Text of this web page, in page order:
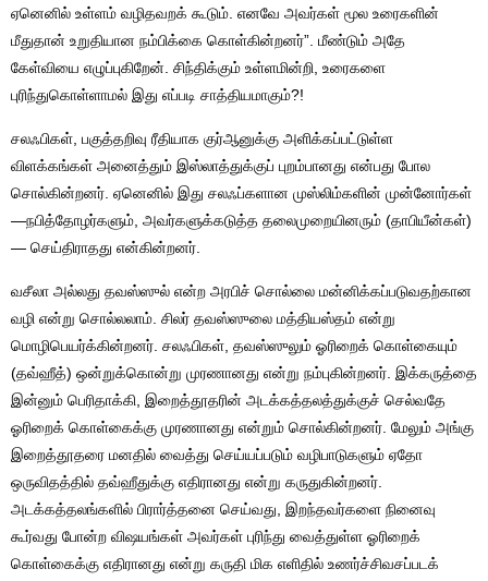
ஏனெனில் உள்ளம் வழிதவறக் கூடும். எனவே அவர்கள் மூல உரைகளின்
மீதுதான் உறுதியான நம்பிக்கை கொள்கின்றனர்”. மீண்டும் அதே
கேள்வியை எழுப்புகிறேன். சிந்திக்கும் உள்ளமின்றி, உரைகளை
புரிந்துகொள்ளாமல் இது எப்படி சாத்தியமாகும்?!
சலஃபிகள், பகுத்தறிவு ரீதியாக குர்ஆனுக்கு அளிக்கப்பட்டுள்ள
விளக்கங்கள் அனைத்தும் இஸ்லாத்துக்குப் புறம்பானது என்பது போல
சொல்கின்றனர். ஏனெனில் இது சலஃப்களான முஸ்லிம்களின் முன்னோர்கள்
—நபித்தோழர்களும், அவர்களுக்கடுத்த தலைமுறையினரும் (தாபியீன்கள்)
— செய்திராதது என்கின்றனர்.
வசீலா அல்லது தவஸ்ஸுல் என்ற அரபிச் சொல்லை மன்னிக்கப்படுவதற்கான
வழி என்று சொல்லலாம். சிலர் தவஸ்ஸுலை மத்தியஸ்தம் என்று
மொழிபெயர்க்கின்றனர். சலஃபிகள், தவஸ்ஸுலும் ஓரிறைக் கொள்கையும்
(தவ்ஹீத்) ஒன்றுக்கொன்று முரணானது என்று நம்புகின்றனர். இக்கருத்தை
இன்னும் பெரிதாக்கி, இறைத்தூதரின் அடக்கத்தலத்துக்குச் செல்வதே
ஓரிறைக் கொள்கைக்கு முரணானது என்றும் சொல்கின்றனர். மேலும் அங்கு
இறைத்தூதரை மனதில் வைத்து செய்யப்படும் வழிபாடுகளும் ஏதோ
ஒருவிதத்தில் தவ்ஹீதுக்கு எதிரானது என்று கருதுகின்றனர்.
அடக்கத்தலங்களில் பிரார்த்தனை செய்வது, இறந்தவர்களை நினைவு
கூர்வது போன்ற விஷயங்கள் அவர்கள் புரிந்து வைத்துள்ள ஓரிறைக்
கொள்கைக்கு எதிரானது என்று கருதி மிக எளிதில் உணர்ச்சிவசப்படக்